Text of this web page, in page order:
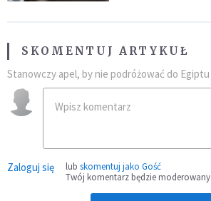
SKOMENTUJ ARTYKUŁ
Stanowczy apel, by nie podróżować do Egiptu
Zaloguj się lub skomentuj jako Gość
Twój komentarz będzie moderowany